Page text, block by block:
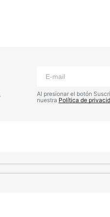
y
Al presionar el botón
nuestra Política de